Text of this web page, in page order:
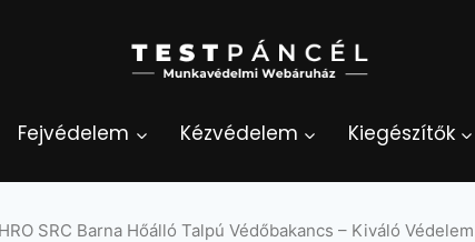
Fejvédelem Kézvédelem Kiegészítők
SRC Barna Hőálló Talpú Védőbakancs – Kiváló